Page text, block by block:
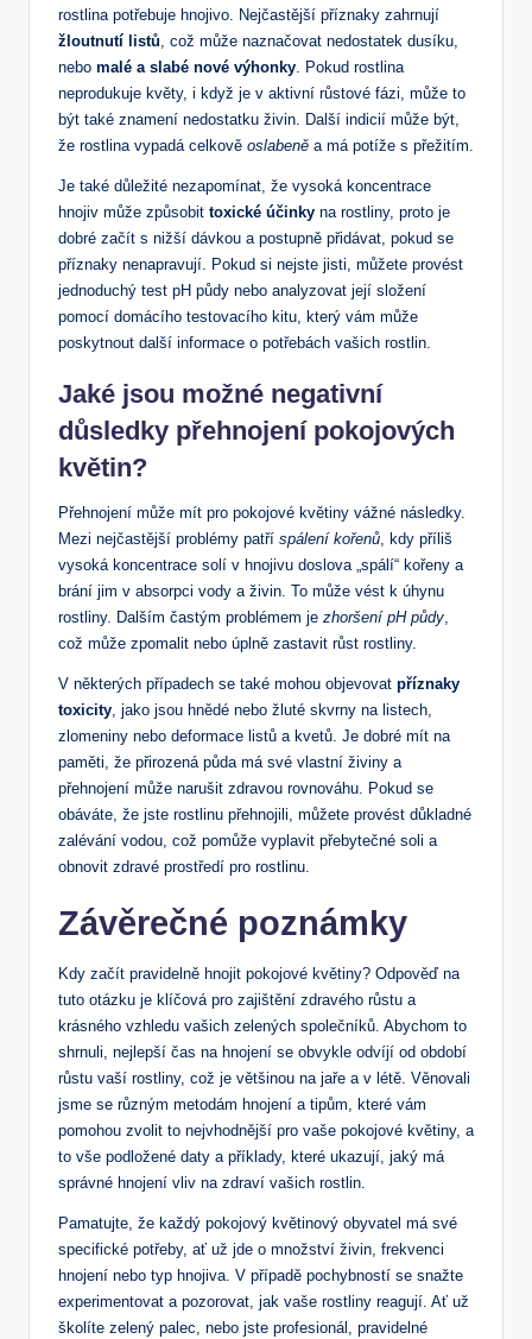
rostlina potřebuje hnojivo. Nejčastější příznaky zahrnují
žloutnutí listů, což může naznačovat nedostatek dusíku,
nebo malé a slabé nové výhonky. Pokud rostlina
neprodukuje květy, i když je v aktivní růstové fázi, může to
být také znamení nedostatku živin. Další indicií může být,
že rostlina vypadá celkově oslabeně a má potíže s přežitím.
Je také důležité nezapomínat, že vysoká koncentrace
hnojiv může způsobit toxické účinky na rostliny, proto je
dobré začít s nižší dávkou a postupně přidávat, pokud se
příznaky nenapravují. Pokud si nejste jisti, můžete provést
jednoduchý test pH půdy nebo analyzovat její složení
pomocí domácího testovacího kitu, který vám může
poskytnout další informace o potřebách vašich rostlin.
Jaké jsou možné negativní
důsledky přehnojení pokojových
květin?
Přehnojení může mít pro pokojové květiny vážné následky.
Mezi nejčastější problémy patří spálení kořenů, kdy příliš
vysoká koncentrace solí v hnojivu doslova „spálí“ kořeny a
brání jim v absorpci vody a živin. To může vést k úhynu
rostliny. Dalším častým problémem je zhoršení pH půdy,
což může zpomalit nebo úplně zastavit růst rostliny.
V některých případech se také mohou objevovat příznaky
toxicity, jako jsou hnědé nebo žluté skvrny na listech,
zlomeniny nebo deformace listů a kvetů. Je dobré mít na
paměti, že přirozená půda má své vlastní živiny a
přehnojení může narušit zdravou rovnováhu. Pokud se
obáváte, že jste rostlinu přehnojili, můžete provést důkladné
zalévání vodou, což pomůže vyplavit přebytečné soli a
obnovit zdravé prostředí pro rostlinu.
Závěrečné poznámky
Kdy začít pravidelně hnojit pokojové květiny? Odpověď na
tuto otázku je klíčová pro zajištění zdravého růstu a
krásného vzhledu vašich zelených společníků. Abychom to
shrnuli, nejlepší čas na hnojení se obvykle odvíjí od období
růstu vaší rostliny, což je většinou na jaře a v létě. Věnovali
jsme se různým metodám hnojení a tipům, které vám
pomohou zvolit to nejvhodnější pro vaše pokojové květiny, a
to vše podložené daty a příklady, které ukazují, jaký má
správné hnojení vliv na zdraví vašich rostlin.
Pamatujte, že každý pokojový květinový obyvatel má své
specifické potřeby, ať už jde o množství živin, frekvenci
hnojení nebo typ hnojiva. V případě pochybností se snažte
experimentovat a pozorovat, jak vaše rostliny reagují. Ať už
školíte zelený palec, nebo jste profesionál, pravidelné